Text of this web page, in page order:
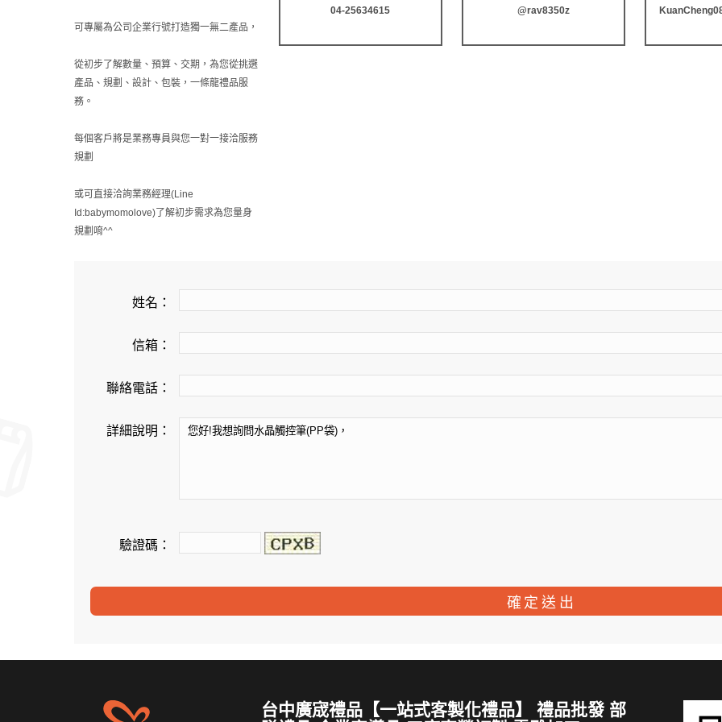
可專屬為公司企業行號打造獨一無二產品，
從初步了解數量、預算、交期，為您從挑選
產品、規劃、設計、包裝，一條龍禮品服
務。
每個客戶將是業務專員與您一對一接洽服務
規劃
或可直接洽詢業務經理(Line
Id:babymomolove)了解初步需求為您量身
規劃唷^^
04-25634615 @rav8350z
姓名：
信箱：
聯絡電話：
詳細說明：
驗證碼：
台中廣宬禮品【一站式客製化禮品】 禮品批發 部